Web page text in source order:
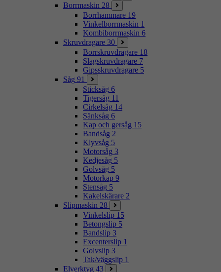
Borrmaskin 28
Borrhammare 19
Vinkelborrmaskin 1
Kombiborrmaskin 6
Skruvdragare 30
Borrskruvdragare 18
Slagskruvdragare 7
Gipsskruvdragare 5
Såg 91
Sticksåg 6
Tigersåg 11
Cirkelsåg 14
Sänksåg 6
Kap och gersåg 15
Bandsåg 2
Klyvsåg 5
Motorsåg 3
Kedjesåg 5
Golvsåg 5
Motorkap 9
Stensåg 5
Kakelskärare 2
Slipmaskin 28
Vinkelslip 15
Betongslip 5
Bandslip 3
Excenterslip 1
Golvslip 3
Tak/väggslip 1
Elverktyg 43